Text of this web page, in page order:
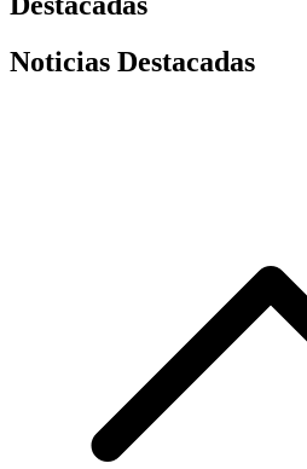
Noticias Destacadas